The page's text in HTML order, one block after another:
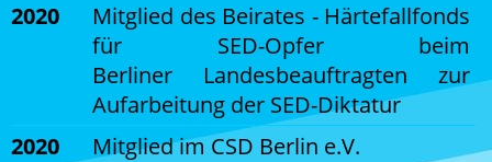
2020
Mitglied des Beirates - Härtefallfonds
für SED-Opfer beim
Berliner Landesbeauftragten zur
Aufarbeitung der SED-Diktatur
2020
Mitglied im CSD Berlin e.V.